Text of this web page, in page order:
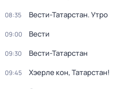
08:35 Вести-Татарстан. Утро
09:00 Вести
09:30 Вести-Татарстан
09:45 Хэерле кон, Татарстан!